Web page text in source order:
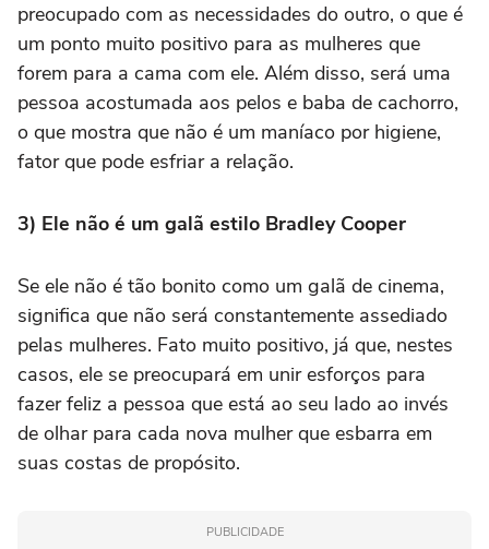
preocupado com as necessidades do outro, o que é
um ponto muito positivo para as mulheres que
forem para a cama com ele. Além disso, será uma
pessoa acostumada aos pelos e baba de cachorro,
o que mostra que não é um maníaco por higiene,
fator que pode esfriar a relação.
3) Ele não é um galã estilo Bradley Cooper
Se ele não é tão bonito como um galã de cinema,
significa que não será constantemente assediado
pelas mulheres. Fato muito positivo, já que, nestes
casos, ele se preocupará em unir esforços para
fazer feliz a pessoa que está ao seu lado ao invés
de olhar para cada nova mulher que esbarra em
suas costas de propósito.
PUBLICIDADE